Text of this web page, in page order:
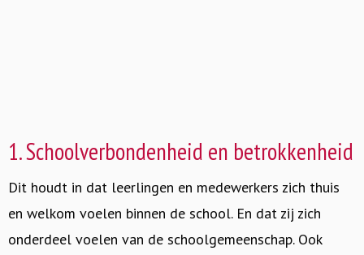
1. Schoolverbondenheid en betrokkenheid
Dit houdt in dat leerlingen en medewerkers zich thuis
en welkom voelen binnen de school. En dat zij zich
onderdeel voelen van de schoolgemeenschap. Ook